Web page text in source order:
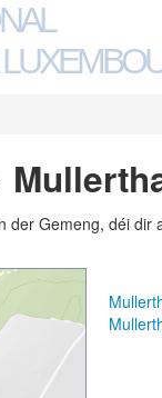
Gemeng, déi